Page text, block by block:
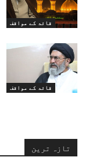
قائد کے مواقف
قائد کے مواقف
تازہ ترین